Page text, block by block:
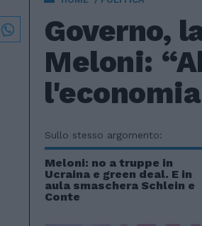
Governo,
Meloni:
Sullo stesso argomento:
Meloni: no a truppe in
Ucraina e green deal. E in
aula smaschera Schlein e
Conte